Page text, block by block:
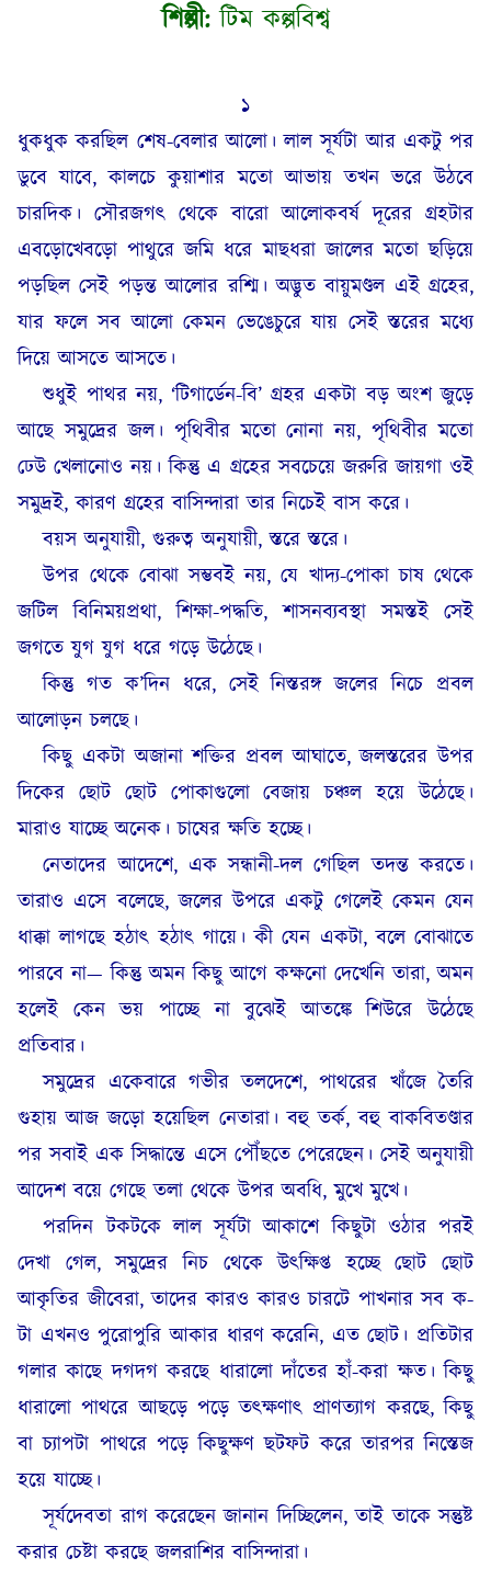
শিল্পী:টিম কল্পবিশ্ব
১
ধুকধুক করছিল শেষ-বেলার আলো। লাল সূর্যটা আর একটু পর
ডুবে যাবে, কালচে কুয়াশার মতো আভায় তখন ভরে উঠবে
চারদিক। সৌরজগৎ থেকে বারো আলোকবর্ষ দূরের গ্রহটার
এবড়োখেবড়ো পাথুরে জমি ধরে মাছধরা জালের মতো ছড়িয়ে
পড়ছিল সেই পড়ন্ত আলোর রশ্মি। অদ্ভুত বায়ুমণ্ডল এই গ্রহের,
যার ফলে সব আলো কেমন ভেঙেচুরে যায় সেই স্তরের মধ্যে
দিয়ে আসতে আসতে।
শুধুই পাথর নয়, ‘টিগার্ডেন-বি’ গ্রহর একটা বড় অংশ জুড়ে
আছে সমুদ্রের জল। পৃথিবীর মতো নোনা নয়, পৃথিবীর মতো
ঢেউ খেলানোও নয়। কিন্তু এ গ্রহের সবচেয়ে জরুরি জায়গা ওই
সমুদ্রই, কারণ গ্রহের বাসিন্দারা তার নিচেই বাস করে।
বয়স অনুযায়ী, গুরুত্ব অনুযায়ী, স্তরে স্তরে।
উপর থেকে বোঝা সম্ভবই নয়, যে খাদ্য-পোকা চাষ থেকে
জটিল বিনিময়প্রথা, শিক্ষা-পদ্ধতি, শাসনব্যবস্থা সমস্তই সেই
জগতে যুগ যুগ ধরে গড়ে উঠেছে।
কিন্তু গত ক’দিন ধরে, সেই নিস্তরঙ্গ জলের নিচে প্রবল
আলোড়ন চলছে।
কিছু একটা অজানা শক্তির প্রবল আঘাতে, জলস্তরের উপর
দিকের ছোট ছোট পোকাগুলো বেজায় চঞ্চল হয়ে উঠেছে।
মারাও যাচ্ছে অনেক। চাষের ক্ষতি হচ্ছে।
নেতাদের আদেশে, এক সন্ধানী-দল গেছিল তদন্ত করতে।
তারাও এসে বলেছে, জলের উপরে একটু গেলেই কেমন যেন
ধাক্কা লাগছে হঠাৎ হঠাৎ গায়ে। কী যেন একটা, বলে বোঝাতে
পারবে না— কিন্তু অমন কিছু আগে কক্ষনো দেখেনি তারা, অমন
হলেই কেন ভয় পাচ্ছে না বুঝেই আতঙ্কে শিউরে উঠেছে
প্রতিবার।
সমুদ্রের একেবারে গভীর তলদেশে, পাথরের খাঁজে তৈরি
গুহায় আজ জড়ো হয়েছিল নেতারা। বহু তর্ক, বহু বাকবিতণ্ডার
পর সবাই এক সিদ্ধান্তে এসে পৌঁছতে পেরেছেন। সেই অনুযায়ী
আদেশ বয়ে গেছে তলা থেকে উপর অবধি, মুখে মুখে।
পরদিন টকটকে লাল সূর্যটা আকাশে কিছুটা ওঠার পরই
দেখা গেল, সমুদ্রের নিচ থেকে উৎক্ষিপ্ত হচ্ছে ছোট ছোট
আকৃতির জীবেরা, তাদের কারও কারও চারটে পাখনার সব ক-
টা এখনও পুরোপুরি আকার ধারণ করেনি, এত ছোট। প্রতিটার
গলার কাছে দগদগ করছে ধারালো দাঁতের হাঁ-করা ক্ষত। কিছু
ধারালো পাথরে আছড়ে পড়ে তৎক্ষণাৎ প্রাণত্যাগ করছে, কিছু
বা চ্যাপটা পাথরে পড়ে কিছুক্ষণ ছটফট করে তারপর নিস্তেজ
হয়ে যাচ্ছে।
সূর্যদেবতা রাগ করেছেন জানান দিচ্ছিলেন, তাই তাকে সন্তুষ্ট
করার চেষ্টা করছে জলরাশির বাসিন্দারা।